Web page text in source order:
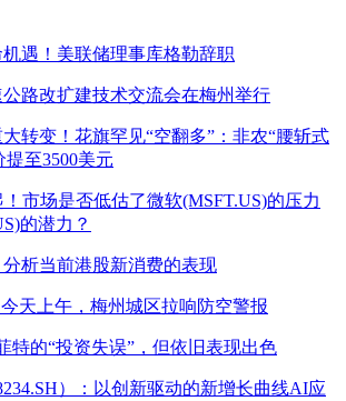
遇！美联储理事库格勒辞职
路改扩建技术交流会在梅州举行
转变！花旗罕见“空翻多”：非农“腰斩式
至3500美元
市场是否低估了微软(MSFT.US)的压力
的潜力？
析当前港股新消费的表现
天上午，梅州城区拉响防空警报
特的“投资失误”，但依旧表现出色
）：以创新驱动的新增长曲线AI应